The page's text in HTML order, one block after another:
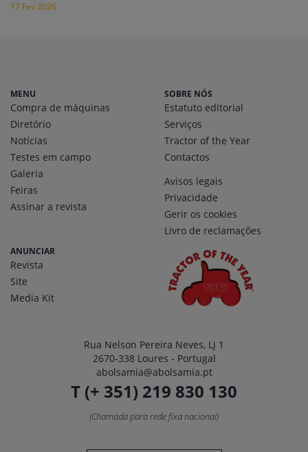
17 Fev 2026
MENU
Compra de máquinas
Diretório
Notícias
Testes em campo
Galeria
Feiras
Assinar a revista
SOBRE NÓS
Estatuto editorial
Serviços
Tractor of the Year
Contactos
Avisos legais
Privacidade
Gerir os cookies
Livro de reclamações
ANUNCIAR
Revista
Site
Media Kit
Rua Nelson Pereira Neves, Lj 1
2670-338 Loures - Portugal
abolsamia@abolsamia.pt
T (+ 351) 219 830 130
(Chamada para rede fixa nacional)